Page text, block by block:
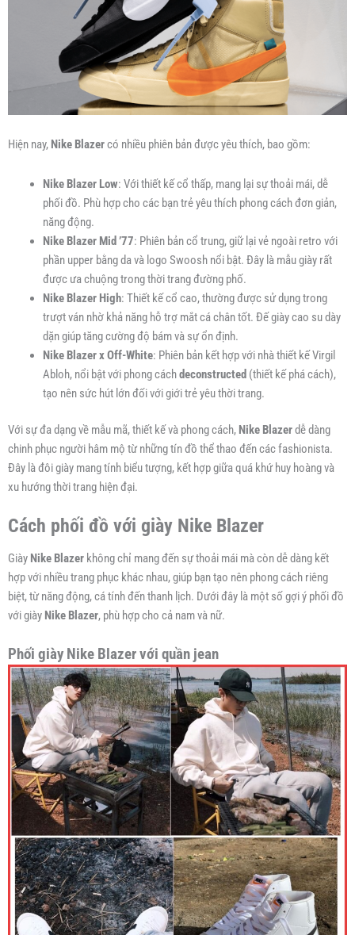
Hiện nay, Nike Blazercó nhiều phiên bản được yêu thích, bao gồm:
Nike Blazer Low: Với thiết kế cổ thấp, mang lại sự thoải mái, dễ
phối đồ. Phù hợp cho các bạn trẻ yêu thích phong cách đơn giản,
năng động.
Nike Blazer Mid ’77: Phiên bản cổ trung, giữ lại vẻ ngoài retro với
phần upper bằng da và logo Swoosh nổi bật. Đây là mẫu giày rất
được ưa chuộng trong thời trang đường phố.
Nike Blazer High: Thiết kế cổ cao, thường được sử dụng trong
trượt ván nhờ khả năng hỗ trợ mắt cá chân tốt. Đế giày cao su dày
dặn giúp tăng cường độ bám và sự ổn định.
Nike Blazer x Off-White: Phiên bản kết hợp với nhà thiết kế Virgil
Abloh, nổi bật với phong cáchdeconstructed (thiết kế phá cách),
tạo nên sức hút lớn đối với giới trẻ yêu thời trang.
Với sự đa dạng về mẫu mã, thiết kế và phong cách, Nike Blazerdễ dàng
chinh phục người hâm mộ từ những tín đồ thể thao đến các fashionista.
Đây là đôi giày mang tính biểu tượng, kết hợp giữa quá khứ huy hoàng và
xu hướng thời trang hiện đại.
Cách phối đồ với giày Nike Blazer
Giày Nike Blazer không chỉ mang đến sự thoải mái mà còn dễ dàng kết
hợp với nhiều trang phục khác nhau, giúp bạn tạo nên phong cách riêng
biệt, từ năng động, cá tính đến thanh lịch. Dưới đây là một số gợi ý phối đồ
với giày Nike Blazer, phù hợp cho cả nam và nữ.
Phối giày Nike Blazer với quần jean